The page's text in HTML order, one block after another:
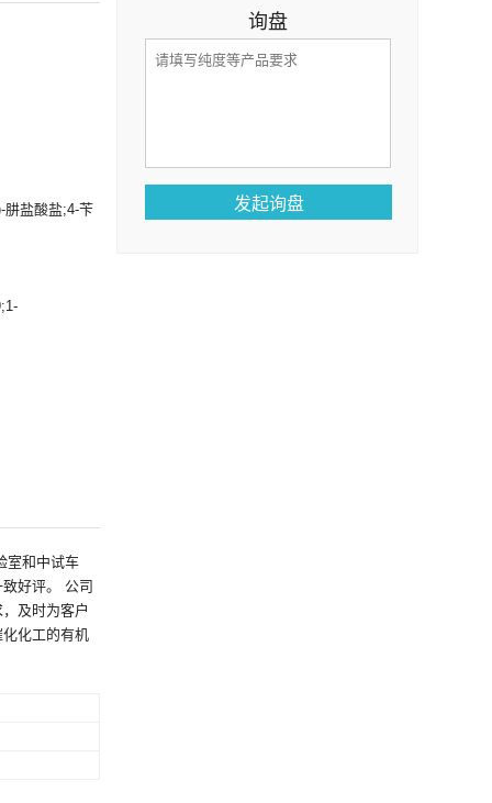
肼盐酸盐;4-苄
室和中试车
好评。 公司
及时为客户
化工的有机
询盘